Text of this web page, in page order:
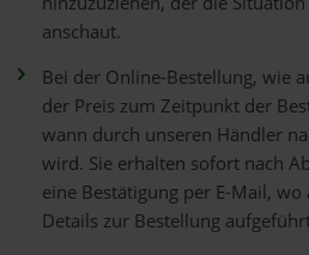
anschaut.
Bei der Online-Bestellung, wie
der Preis zum Zeitpunkt der
wann durch unseren Händler
wird. Sie erhalten sofort nach
eine Bestätigung per E-Mail,
Details zur Bestellung